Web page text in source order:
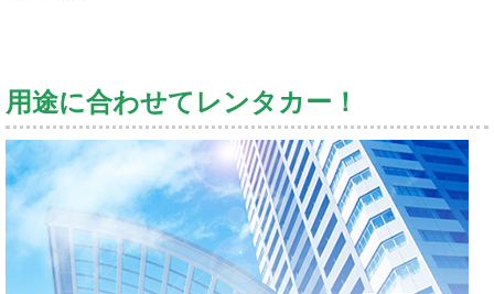
用途に合わせてレンタカー！